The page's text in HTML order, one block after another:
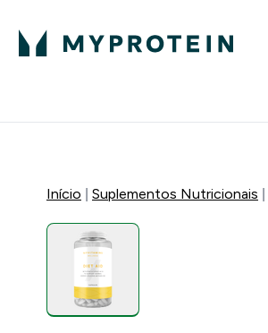
Início Suplementos Nutricionais